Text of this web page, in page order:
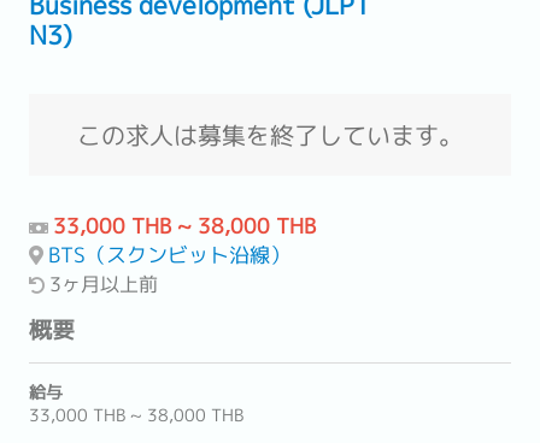
N3)
この求人は募集を終了しています。
33,000 THB ~ 38,000 THB
BTS（スクンビット沿線）
3ヶ月以上前
概要
給与
33,000 THB ~ 38,000 THB